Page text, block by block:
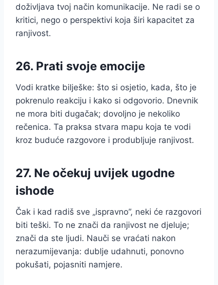
doživljava tvoj način komunikacije. Ne radi se o
kritici, nego o perspektivi koja širi kapacitet za
ranjivost.
26. Prati svoje emocije
Vodi kratke bilješke: što si osjetio, kada, što je
pokrenulo reakciju i kako si odgovorio. Dnevnik
ne mora biti dugačak; dovoljno je nekoliko
rečenica. Ta praksa stvara mapu koja te vodi
kroz buduće razgovore i produbljuje ranjivost.
27. Ne očekuj uvijek ugodne
ishode
Čak i kad radiš sve „ispravno”, neki će razgovori
biti teški. To ne znači da ranjivost ne djeluje;
znači da ste ljudi. Nauči se vraćati nakon
nerazumijevanja: dublje udahnuti, ponovno
pokušati, pojasniti namjere.